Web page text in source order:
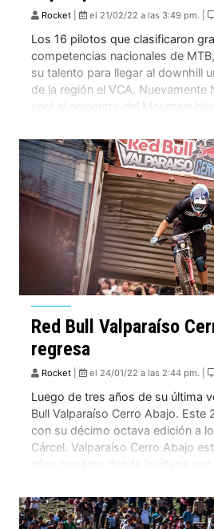
Rocket el 21/02/22 a las 3:49 pm. |
Los 16 pilotos que clasificaron
competencias nacionales de
su talento para llegar al downhill
de la región el VCA. Nuevamente
será el epicentro del Mountain
Cerro al Barrio, que […]
Red Bull Valparaíso
regresa
Rocket el 24/01/22 a las 2:44 pm. |
Luego de tres años de su última
Bull Valparaíso Cerro Abajo. Este
con su décimo octava edición a
Cárcel. Valparaíso Cerro Abajo
años pasaron desde la última vez
[…]